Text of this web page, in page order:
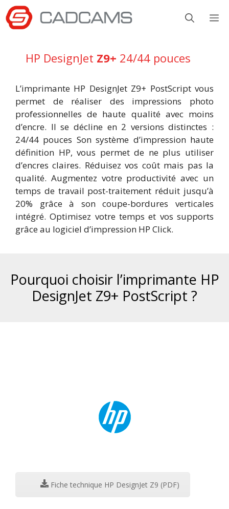
Aller
au
contenu
HP DesignJet Z9+ 24/44 pouces
L’imprimante HP DesignJet Z9+ PostScript vous
permet de réaliser des impressions photo
professionnelles de haute qualité avec moins
d’encre. Il se décline en 2 versions distinctes :
24/44 pouces Son système d’impression haute
définition HP, vous permet de ne plus utiliser
d’encres claires. Réduisez vos coût mais pas la
qualité. Augmentez votre productivité avec un
temps de travail post-traitement réduit jusqu’à
20% grâce à son coupe-bordures verticales
intégré. Optimisez votre temps et vos supports
grâce au logiciel d’impression HP Click.
Pourquoi choisir l’imprimante HP
DesignJet Z9+ PostScript ?
Fiche technique HP DesignJet Z9 (PDF)